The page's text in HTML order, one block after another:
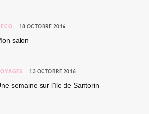
18 OCTOBRE 2016
salon
13 OCTOBRE 2016
semaine sur l’île de Santorin